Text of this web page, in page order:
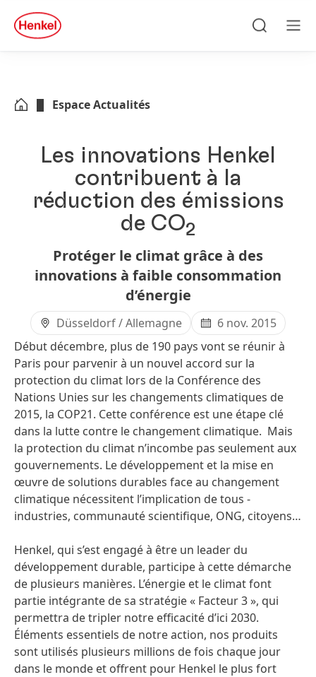
Skip to footer
quick
search
Espace Actualités
Les innovations Henkel
contribuent à la
réduction des émissions
de CO2
Protéger le climat grâce à des
innovations à faible consommation
d’énergie
Düsseldorf / Allemagne
6 nov. 2015
Début décembre, plus de 190 pays vont se réunir à
Paris pour parvenir à un nouvel accord sur la
protection du climat lors de la Conférence des
Nations Unies sur les changements climatiques de
2015, la COP21. Cette conférence est une étape clé
dans la lutte contre le changement climatique. Mais
la protection du climat n’incombe pas seulement aux
gouvernements. Le développement et la mise en
œuvre de solutions durables face au changement
climatique nécessitent l’implication de tous -
industries, communauté scientifique, ONG, citoyens…
Henkel, qui s’est engagé à être un leader du
développement durable, participe à cette démarche
de plusieurs manières. L’énergie et le climat font
partie intégrante de sa stratégie « Facteur 3 », qui
permettra de tripler notre efficacité d’ici 2030.
Éléments essentiels de notre action, nos produits
sont utilisés plusieurs millions de fois chaque jour
dans le monde et offrent pour Henkel le plus fort